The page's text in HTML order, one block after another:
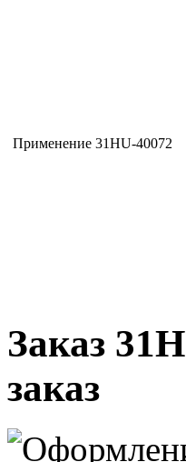
Применение 31HU-40072
Заказ
заказ